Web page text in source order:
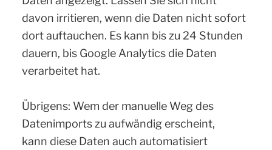
davon irritieren, wenn die Daten nicht sofort
dort auftauchen. Es kann bis zu 24 Stunden
dauern, bis Google Analytics die Daten
verarbeitet hat.
Übrigens: Wem der manuelle Weg des
Datenimports zu aufwändig erscheint,
kann diese Daten auch automatisiert